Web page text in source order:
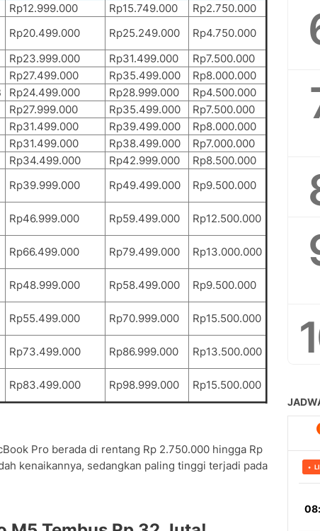
Rp12.999.000 Rp15.749.000
Rp2.750.000
Rp20.499.000 Rp25.249.000
Rp4.750.000
Rp23.999.000 Rp31.499.000
Rp7.500.000
Rp27.499.000 Rp35.499.000
Rp8.000.000
Rp24.499.000 Rp28.999.000
Rp4.500.000
Rp27.999.000 Rp35.499.000
Rp7.500.000
Rp31.499.000 Rp39.499.000
Rp8.000.000
Rp31.499.000 Rp38.499.000
Rp7.000.000
Rp34.499.000 Rp42.999.000
Rp8.500.000
Rp39.999.000 Rp49.499.000
Rp9.500.000
Rp46.999.000 Rp59.499.000
Rp12.500.000
Rp66.499.000 Rp79.499.000
Rp13.000.000
Rp48.999.000 Rp58.499.000
Rp9.500.000
Rp55.499.000 Rp70.999.000
Rp15.500.000
Rp73.499.000 Rp86.999.000
Rp13.500.000
Rp83.499.000 Rp98.999.000 Rp15.500.000
Pro berada di rentang Rp 2.750.000 hingga Rp
kenaikannya, sedangkan paling tinggi terjadi pada